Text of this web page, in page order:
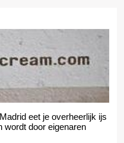
eet je overheerlijk ijs
wordt door eigenaren